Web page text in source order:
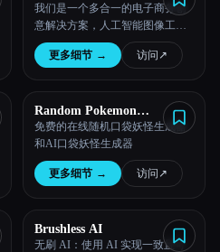
我们是一个多合一的电子商务创
意解决方案，人工智能图像工具
AI 模型：各种不同肤色和外观的
AI 模型；辅助功能-Upscale/Hand
更多细节 → 访问 ↗︎
Random Pokemon
Generator
免费的在线随机口袋妖怪生成器
和AI口袋妖怪生成器
更多细节 → 访问 ↗︎
Brushless AI
无刷 AI：使用 AI 实现一致且可